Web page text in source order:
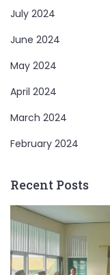
July 2024
June 2024
May 2024
April 2024
March 2024
February 2024
Recent Posts